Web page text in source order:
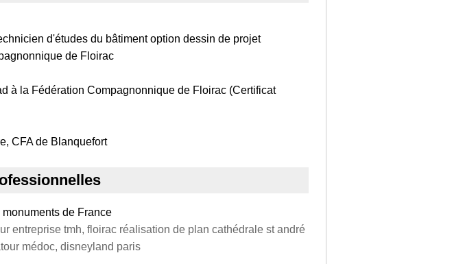
d'études du bâtiment option dessin de projet
de Floirac
à la Fédération Compagnonnique de Floirac (Certificat
CFA de Blanquefort
monuments de France
entreprise tmh, floirac réalisation de plan cathédrale st andré
médoc, disneyland paris